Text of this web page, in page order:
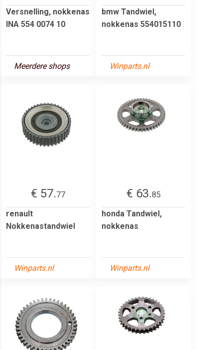
Versnelling, nokkenas
INA 554 0074 10
Meerdere shops
bmw Tandwiel,
nokkenas 554015110
Winparts.nl
€ 57.77
renault
Nokkenastandwiel
Winparts.nl
€ 63.85
honda Tandwiel,
nokkenas
Winparts.nl